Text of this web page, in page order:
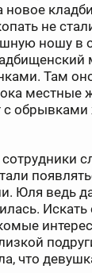
новое
не
ношу в
Там
местные
с
Юля ведь
что